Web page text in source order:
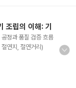
립의 이해: 기
정과 품질 검증 흐름
연지, 절연거리)